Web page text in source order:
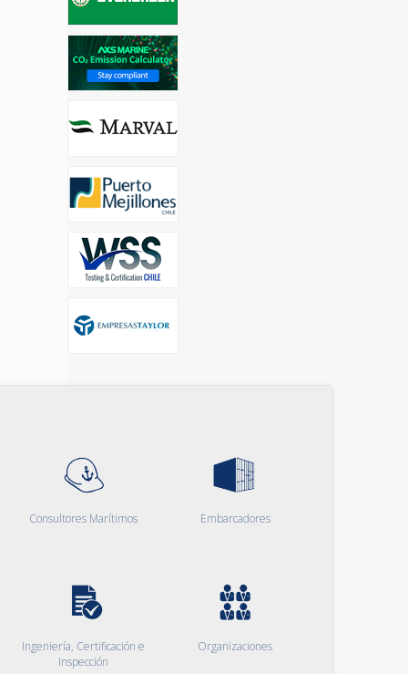
Consultores Marítimos Embarcadores
Ingeniería, Certificación e
Inspección
Organizaciones